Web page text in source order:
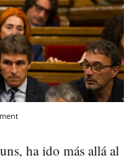
ha ido más allá al